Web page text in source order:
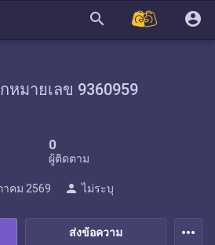
search account_circle
หมายเลข 9360959
0
ผู้ติดตาม
ส่งข้อความ
คม 2569 person ไม่ระบุ
more_horiz